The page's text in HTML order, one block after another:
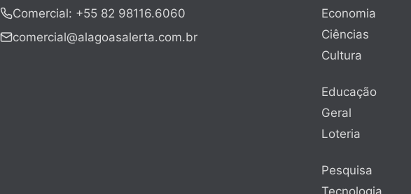
Comercial: +55 82 98116.6060
comercial@alagoasalerta.com.br
Economia
Ciências
Cultura
Educação
Geral
Loteria
Pesquisa
Tecnologia